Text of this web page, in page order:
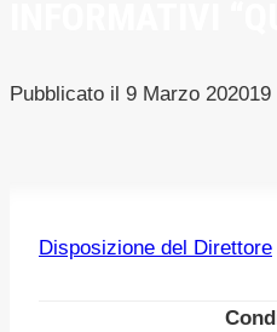
Pubblicato il 9 Marzo 202019
Disposizione del Direttore